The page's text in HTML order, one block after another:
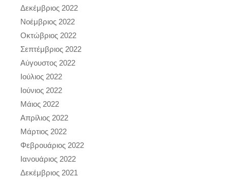
Δεκέμβριος 2022
Νοέμβριος 2022
Οκτώβριος 2022
Σεπτέμβριος 2022
Αύγουστος 2022
Ιούλιος 2022
Ιούνιος 2022
Μάιος 2022
Απρίλιος 2022
Μάρτιος 2022
Φεβρουάριος 2022
Ιανουάριος 2022
Δεκέμβριος 2021